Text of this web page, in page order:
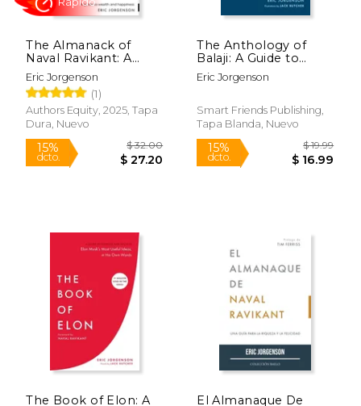
The Almanack of
Naval Ravikant: A
Guide to Wealth and
Happiness (en Inglés)
Eric Jorgenson
(1)
Authors Equity, 2025, Tapa
Dura, Nuevo
$ 27.20
Rápido
The Anthology of
Balaji: A Guide to
Technology, Truth,
and Building the
Eric Jorgenson
Smart Friends Publishing,
Tapa Blanda, Nuevo
15%
dcto.
The Book of Elon: A
El Almanaque De